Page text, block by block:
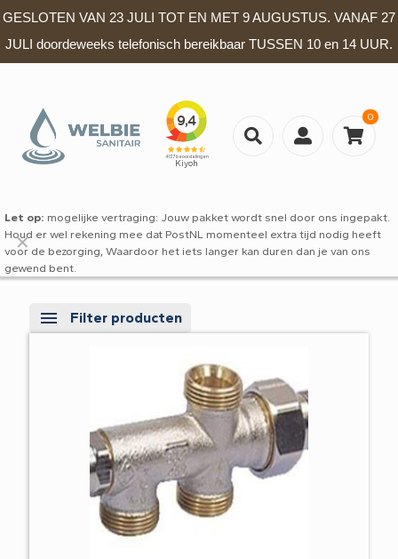
GESLOTEN VAN 23 JULI TOT EN MET 9 AUGUSTUS. VANAF 27
JULI doordeweeks telefonisch bereikbaar TUSSEN 10 en 14 UUR.
0
Let op: mogelijke vertraging: Jouw pakket wordt snel door ons ingepakt.
Houd er wel rekening mee dat PostNL momenteel extra tijd nodig heeft
voor de bezorging, Waardoor het iets langer kan duren dan je van ons
gewend bent.
✕
Filter producten